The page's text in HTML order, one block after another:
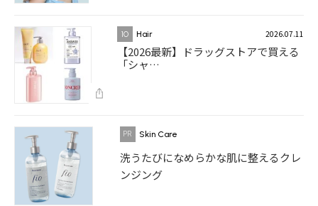
10 Hair 2026.07.11
【2026最新】ドラッグストアで買える
「シャ…
Skin Care
洗うたびになめらかな肌に整えるクレ
ンジング